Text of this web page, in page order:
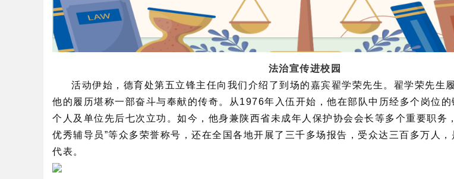
法治宣传进校园
活动伊始，德育处第五立锋主任向我们介绍了到场的嘉宾翟学荣先生。翟学荣先生
他的履历堪称一部奋斗与奉献的传奇。从1976年入伍开始，他在部队中历经多个岗位的
个人及单位先后七次立功。如今，他身兼陕西省未成年人保护协会会长等多个重要职务
优秀辅导员”等众多荣誉称号，还在全国各地开展了三千多场报告，受众达三百多万人
代表。